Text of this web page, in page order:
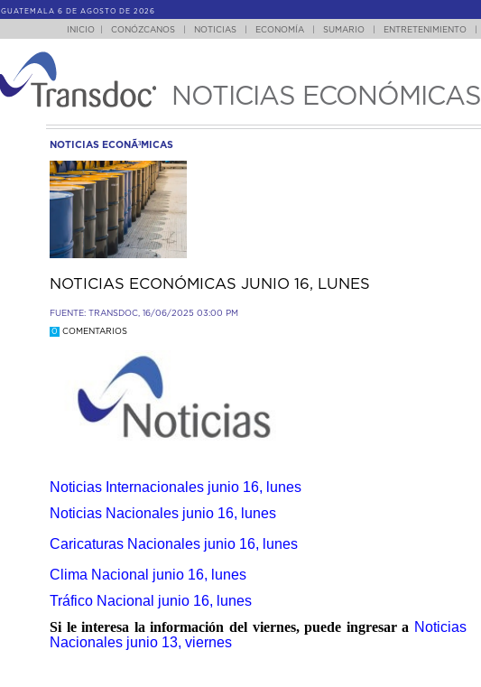
GUATEMALA 6 DE AGOSTO DE 2026
INICIO CONÓZCANOS NOTICIAS ECONOMÍA SUMARIO ENTRETENIMIENTO
NOTICIAS ECONÓMICAS
NOTICIAS ECONÃ³MICAS
NOTICIAS ECONÓMICAS JUNIO 16, LUNES
FUENTE: TRANSDOC, 16/06/2025 03:00 PM
0 COMENTARIOS
Noticias Internacionales junio 16, lunes
Noticias Nacionales junio 16, lunes
Caricaturas Nacionales junio 16, lunes
Clima Nacional junio 16, lunes
Tráfico Nacional junio 16, lunes
Si le interesa la información del viernes, puede ingresar a Noticias
Nacionales junio 13, viernes